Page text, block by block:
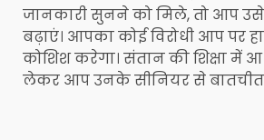
जानकारी सुनने को मिले, तो आप
बढ़ाएं। आपका कोई विरोधी आप पर
कोशिश करेगा। संतान की शिक्षा में
लेकर आप उनके सीनियर से